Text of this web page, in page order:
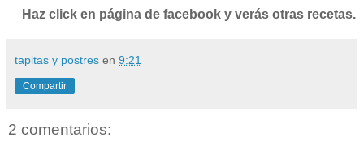
Haz click en página de facebook y verás otras recetas.
tapitas y postres en 9:21
Compartir
2 comentarios: